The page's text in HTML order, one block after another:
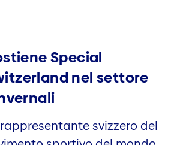
Special
nel settore
svizzero del